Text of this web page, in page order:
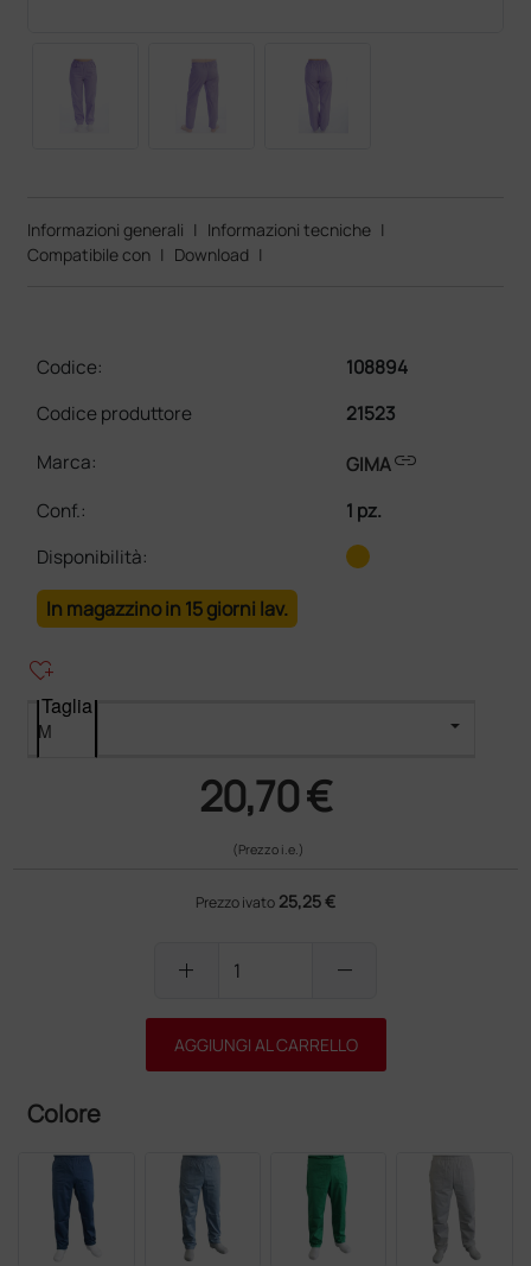
Informazioni generali | Informazioni tecniche |
Compatibile con | Download |
Codice:
108894
Codice produttore
21523
Marca:
GIMAlink
Conf.:
1 pz.
Disponibilità:
In magazzino in 15 giorni lav.
heart_plus
Taglia
20,70 €
(Prezzo i.e.)
Prezzo ivato 25,25 €
add remove
AGGIUNGI AL CARRELLO
Colore